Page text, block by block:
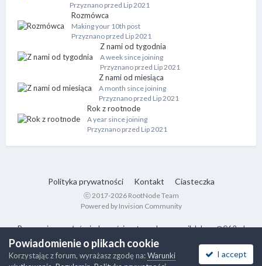
Przyznano przed Lip 2021
Rozmówca
Making your 10th post
Przyznano przed Lip 2021
Z nami od tygodnia
A week since joining
Przyznano przed Lip 2021
Z nami od miesiąca
A month since joining
Przyznano przed Lip 2021
Rok z rootnode
A year since joining
Przyznano przed Lip 2021
Polityka prywatności Kontakt Ciasteczka
ⓒ 2017-2026 RootNode Team
Powered by Invision Community
Powiadomienie o plikach cookie
Korzystając z forum, wyrażasz zgodę na:Warunki
I accept
Proszę nie wysyłać wiadomości na ten adres e-mail:lukasz@062.pl